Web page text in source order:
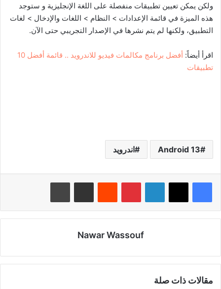
ولكن يمكن تعيين تطبيقات منفصلة على اللغة الإنجليزية و ستوجد
هذه الميزة في قائمة الإعدادات > النظام > اللغات والإدخال > لغات
التطبيق، ولكنها لم يتم نشرها في الإصدار التجريبي حتى الآن.
اقرأ أيضاً:
أفضل برنامج مكالمات فيديو للاندرويد .. قائمة أفضل 10
تطبيقات
Android 13 اندرويد
لينكدإن بينتيريست
Nawar Wassouf
مقالات ذات صلة